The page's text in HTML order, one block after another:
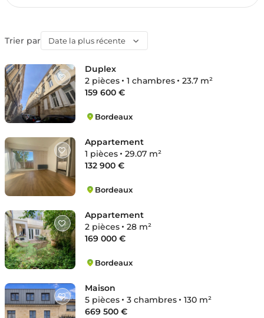
Trier par Date la plus récente
Duplex
2 pièces
1 chambres
23.7 m²
159 600 €
Bordeaux
Appartement
1 pièces
29.07 m²
132 900 €
Bordeaux
Appartement
2 pièces
28 m²
169 000 €
Bordeaux
Maison
5 pièces
3 chambres
130 m²
669 500 €